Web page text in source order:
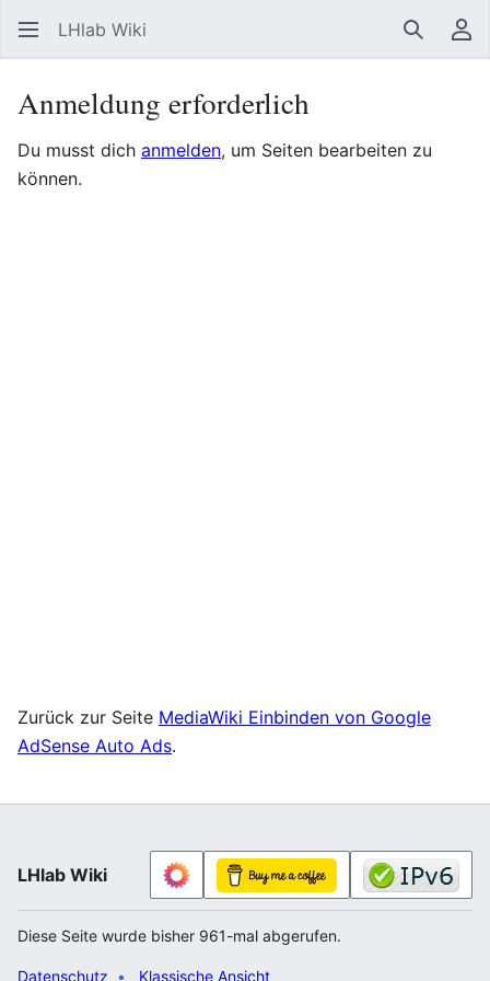
LHlab Wiki Suchen
Anmeldung erforderlich
Du musst dich anmelden, um Seiten bearbeiten zu
können.
Zurück zur Seite MediaWiki Einbinden von Google
AdSense Auto Ads.
LHlab Wiki
Diese Seite wurde bisher 961-mal abgerufen.
Datenschutz Klassische Ansicht